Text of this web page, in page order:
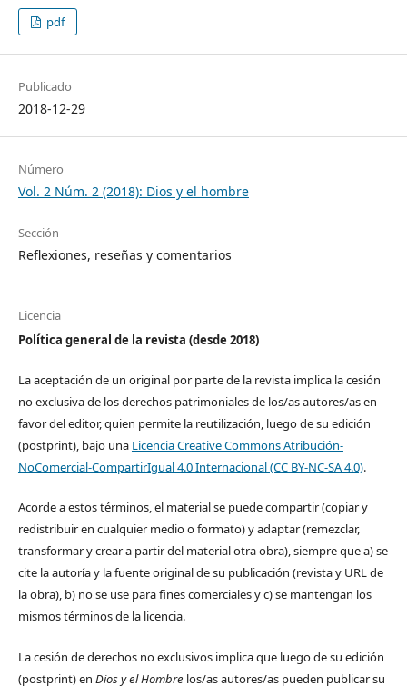
pdf
Publicado
2018-12-29
Número
Vol. 2 Núm. 2 (2018): Dios y el hombre
Sección
Reflexiones, reseñas y comentarios
Licencia
Política general de la revista (desde 2018)
La aceptación de un original por parte de la revista implica la cesión
no exclusiva de los derechos patrimoniales de los/as autores/as en
favor del editor, quien permite la reutilización, luego de su edición
(postprint), bajo una Licencia Creative Commons Atribución-
NoComercial-CompartirIgual 4.0 Internacional (CC BY-NC-SA 4.0).
Acorde a estos términos, el material se puede compartir (copiar y
redistribuir en cualquier medio o formato) y adaptar (remezclar,
transformar y crear a partir del material otra obra), siempre que a) se
cite la autoría y la fuente original de su publicación (revista y URL de
la obra), b) no se use para fines comerciales y c) se mantengan los
mismos términos de la licencia.
La cesión de derechos no exclusivos implica que luego de su edición
(postprint) en Dios y el Hombre los/as autores/as pueden publicar su